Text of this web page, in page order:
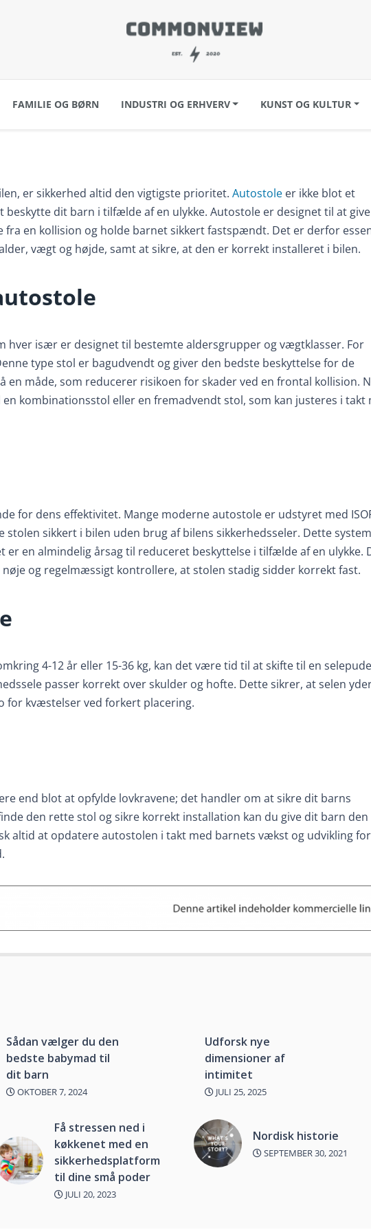
FAMILIE OG BØRN INDUSTRI OG ERHVERV KUNST OG KULTUR
er sikkerhed altid den vigtigste prioritet. Autostole er ikke blot et
beskytte dit barn i tilfælde af en ulykke. Autostole er designet til at give
en kollision og holde barnet sikkert fastspændt. Det er derfor
vægt og højde, samt at sikre, at den er korrekt installeret i bilen.
hver især er designet til bestemte aldersgrupper og vægtklasser. For
type stol er bagudvendt og giver den bedste beskyttelse for de
en måde, som reducerer risikoen for skader ved en frontal kollision.
kombinationsstol eller en fremadvendt stol, som kan justeres i takt
for dens effektivitet. Mange moderne autostole er udstyret med
sikkert i bilen uden brug af bilens sikkerhedsseler. Dette system
en almindelig årsag til reduceret beskyttelse i tilfælde af en ulykke.
og regelmæssigt kontrollere, at stolen stadig sidder korrekt fast.
4-12 år eller 15-36 kg, kan det være tid til at skifte til en
passer korrekt over skulder og hofte. Dette sikrer, at selen
for kvæstelser ved forkert placering.
end blot at opfylde lovkravene; det handler om at sikre dit barns
den rette stol og sikre korrekt installation kan du give dit barn den
altid at opdatere autostolen i takt med barnets vækst og udvikling
Sådan vælger du den
bedste babymad til
dit barn
OKTOBER 7, 2024
Få stressen ned i
køkkenet med en
sikkerhedsplatform
til dine små poder
JULI 20, 2023
Udforsk nye
dimensioner af
intimitet
JULI 25, 2025
Nordisk historie
SEPTEMBER 30, 2021